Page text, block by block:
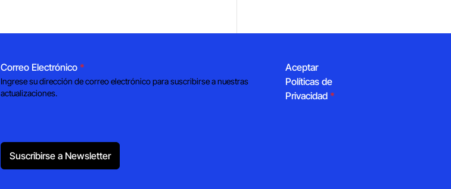
Correo Electrónico *
Ingrese su dirección de correo electrónico para suscribirse a nuestras
actualizaciones.
Aceptar
Políticas de
Privacidad *
Suscribirse a Newsletter